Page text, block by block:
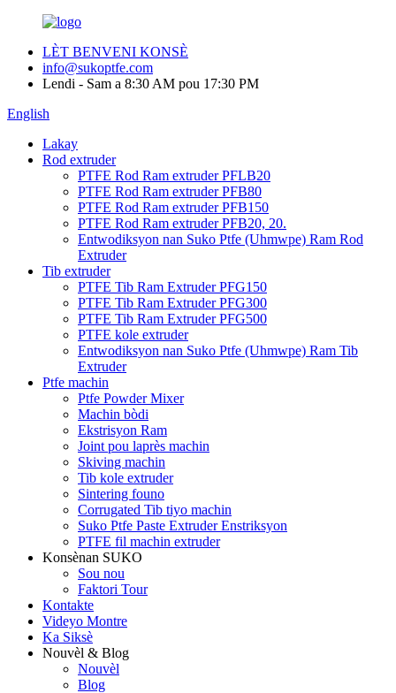
LÈT BENVENI KONSÈ
info@sukoptfe.com
Lendi - Sam a 8:30 AM pou 17:30 PM
English
Lakay
Rod extruder
PTFE Rod Ram extruder PFLB20
PTFE Rod Ram extruder PFB80
PTFE Rod Ram extruder PFB150
PTFE Rod Ram extruder PFB20, 20.
Entwodiksyon nan Suko Ptfe (Uhmwpe) Ram Rod
Extruder
Tib extruder
PTFE Tib Ram Extruder PFG150
PTFE Tib Ram Extruder PFG300
PTFE Tib Ram Extruder PFG500
PTFE kole extruder
Entwodiksyon nan Suko Ptfe (Uhmwpe) Ram Tib
Extruder
Ptfe machin
Ptfe Powder Mixer
Machin bòdi
Ekstrisyon Ram
Joint pou laprès machin
Skiving machin
Tib kole extruder
Sintering founo
Corrugated Tib tiyo machin
Suko Ptfe Paste Extruder Enstriksyon
PTFE fil machin extruder
Konsènan SUKO
Sou nou
Faktori Tour
Kontakte
Videyo Montre
Ka Siksè
Nouvèl & Blog
Nouvèl
Blog